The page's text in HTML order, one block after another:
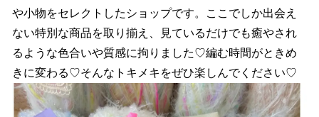
や小物をセレクトしたショップです。ここでしか出会え
ない特別な商品を取り揃え、見ているだけでも癒やされ
るような色合いや質感に拘りました♡編む時間がときめ
きに変わる♡そんなトキメキをぜひ楽しんでください♡